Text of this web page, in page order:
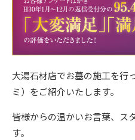
大湯石材店でお墓の施工を行
ミ）をご紹介いたします。
皆様からの温かいお言葉、ス
す。